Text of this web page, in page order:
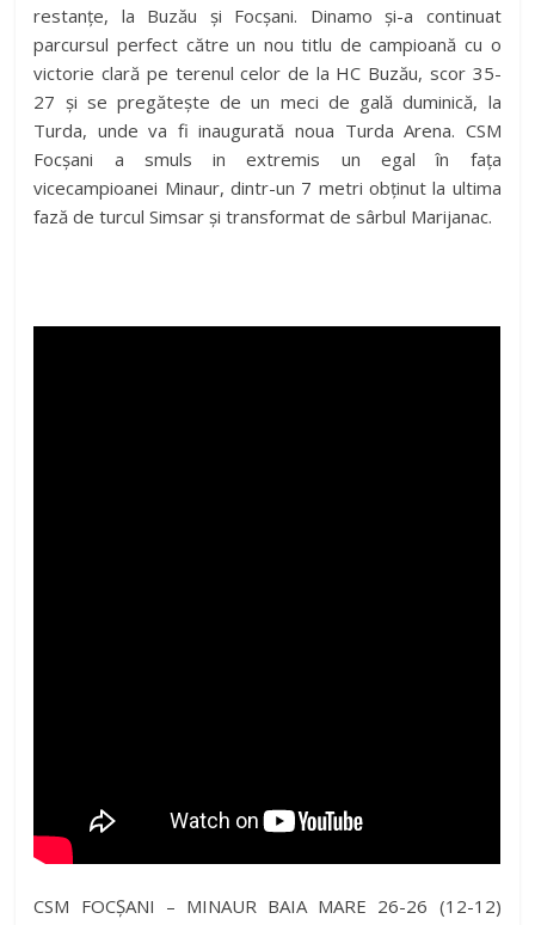
restanțe, la Buzău și Focșani. Dinamo și-a continuat
parcursul perfect către un nou titlu de campioană cu o
victorie clară pe terenul celor de la HC Buzău, scor 35-
27 și se pregătește de un meci de gală duminică, la
Turda, unde va fi inaugurată noua Turda Arena. CSM
Focșani a smuls in extremis un egal în fața
vicecampioanei Minaur, dintr-un 7 metri obținut la ultima
fază de turcul Simsar și transformat de sârbul Marijanac.
CSM FOCȘANI – MINAUR BAIA MARE 26-26 (12-12)